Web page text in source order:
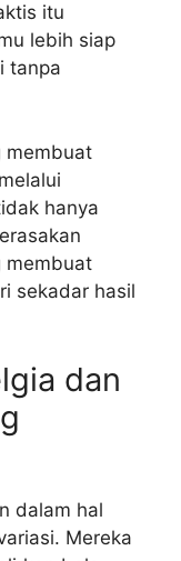
itu
lebih siap
tanpa
membuat
hanya
membuat
sekadar hasil
dan
dalam hal
Mereka